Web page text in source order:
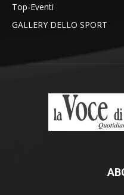
Top-Eventi
GALLERY DELLO SPORT